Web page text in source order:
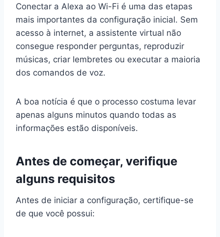
Conectar a Alexa ao Wi-Fi é uma das etapas
mais importantes da configuração inicial. Sem
acesso à internet, a assistente virtual não
consegue responder perguntas, reproduzir
músicas, criar lembretes ou executar a maioria
dos comandos de voz.
A boa notícia é que o processo costuma levar
apenas alguns minutos quando todas as
informações estão disponíveis.
Antes de começar, verifique
alguns requisitos
Antes de iniciar a configuração, certifique-se
de que você possui: